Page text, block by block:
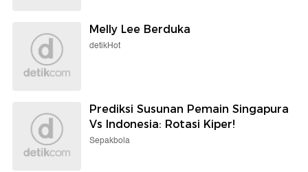
Melly Lee Berduka
detikHot
Prediksi Susunan Pemain Singapura
Vs Indonesia: Rotasi Kiper!
Sepakbola